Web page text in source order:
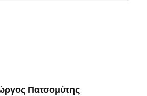
Πατσομύτης